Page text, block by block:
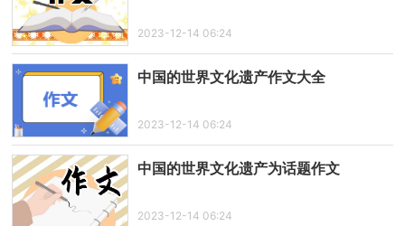
2023-12-14 06:24
中国的世界文化遗产作文大全
2023-12-14 06:24
中国的世界文化遗产为话题作文
2023-12-14 06:24